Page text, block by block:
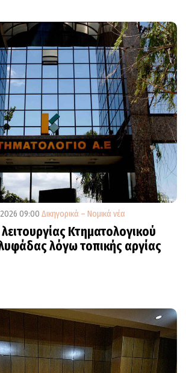
09:00 Δικηγορικά – Νομικά νέα
Κτηματολογικού
λόγω τοπικής αργίας